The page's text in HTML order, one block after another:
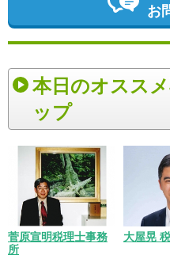
お
本日のオスス
ップ
菅原宣明税理士事務
所
大屋晃